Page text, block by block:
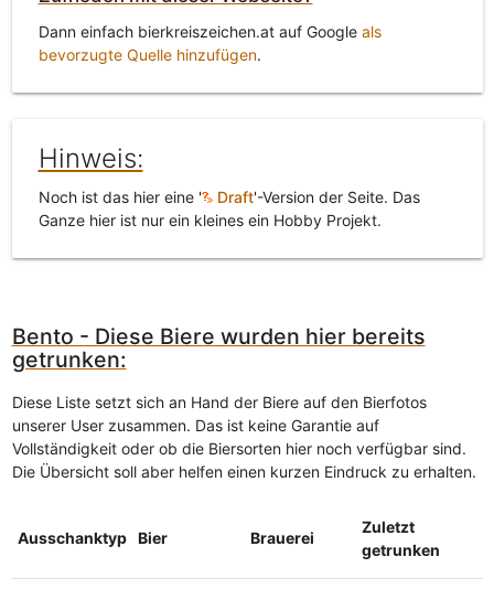
Dann einfach bierkreiszeichen.at auf Google als
bevorzugte Quelle hinzufügen.
Hinweis:
Noch ist das hier eine ' Draft'-Version der Seite. Das
Ganze hier ist nur ein kleines ein Hobby Projekt.
Bento - Diese Biere wurden hier bereits
getrunken:
Diese Liste setzt sich an Hand der Biere auf den Bierfotos
unserer User zusammen. Das ist keine Garantie auf
Vollständigkeit oder ob die Biersorten hier noch verfügbar sind.
Die Übersicht soll aber helfen einen kurzen Eindruck zu erhalten.
Ausschanktyp Bier Brauerei
Zuletzt
getrunken